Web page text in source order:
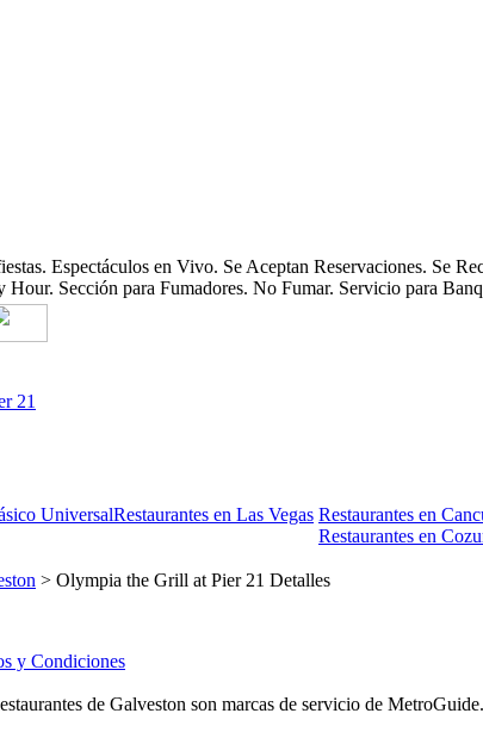
Espectáculos en Vivo. Se Aceptan Reservaciones. Se
Sección para Fumadores. No Fumar. Servicio para
21
UniversalRestaurantes en Las Vegas Restaurantes en
Restaurantes en
> Olympia the Grill at Pier 21 Detalles
y Condiciones
de Galveston son marcas de servicio de